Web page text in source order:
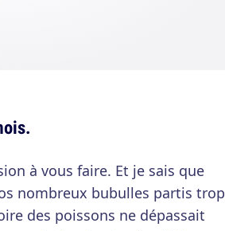
à vous faire. Et je sais que
nombreux bubulles partis trop
des poissons ne dépassait